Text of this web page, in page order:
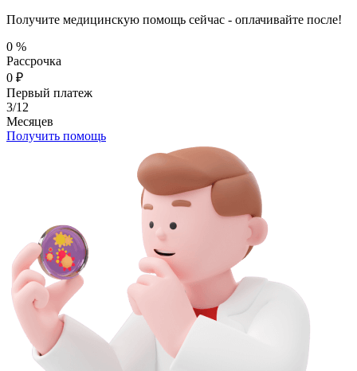
Получите медицинскую помощь сейчас - оплачивайте после!
0 %
Рассрочка
0 ₽
Первый платеж
3/12
Месяцев
Получить помощь